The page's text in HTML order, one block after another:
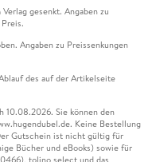
gesenkt. Angaben zu
Angaben zu Preissenkungen
des auf der Artikelseite
10.08.2026. Sie können den
Keine Bestellung
Gutschein ist nicht gültig für
Bücher und eBooks) sowie für
tolino select und das